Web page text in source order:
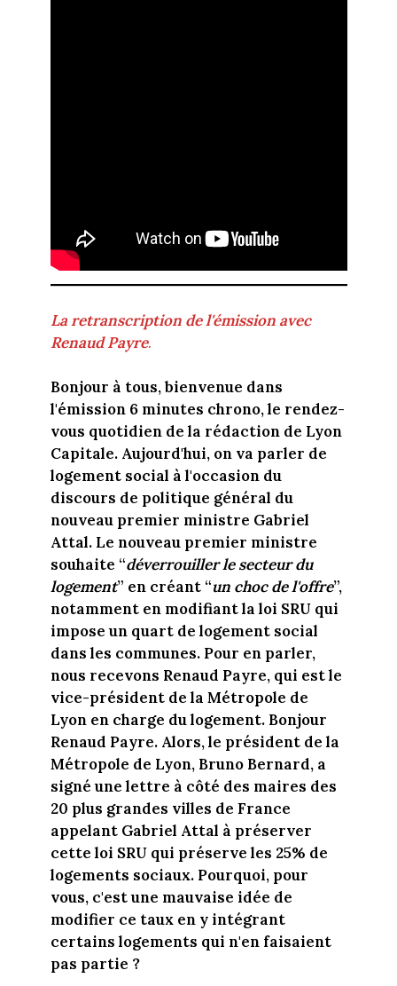
Laretranscription de l'émission avec
Renaud Payre.
Bonjour à tous, bienvenue dans
l'émission 6 minutes chrono, le rendez-
vous quotidien de la rédaction de Lyon
Capitale. Aujourd'hui, on va parler de
logement social à l'occasion du
discours de politique général du
nouveau premier ministre Gabriel
Attal. Le nouveau premier ministre
souhaite “déverrouiller le secteur du
logement” en créant “un choc de l'offre”,
notamment en modifiant la loi SRU qui
impose un quart de logement social
dans les communes. Pour en parler,
nous recevons Renaud Payre, qui est le
vice-président de la Métropole de
Lyon en charge du logement. Bonjour
Renaud Payre. Alors, le président de la
Métropole de Lyon, Bruno Bernard, a
signé une lettre à côté des maires des
20 plus grandes villes de France
appelant Gabriel Attal à préserver
cette loi SRU qui préserve les 25% de
logements sociaux. Pourquoi, pour
vous, c'est une mauvaise idée de
modifier ce taux en y intégrant
certains logements qui n'en faisaient
pas partie ?